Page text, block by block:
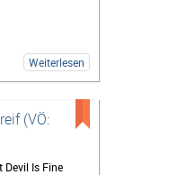
Weiterlesen
(VÖ:
Devil Is Fine